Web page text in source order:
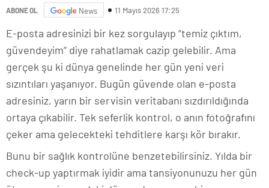
ABONE OL News 11 Mayıs 2026 17:25
E-posta adresinizi bir kez sorgulayıp “temiz çıktım,
güvendeyim” diye rahatlamak cazip gelebilir. Ama
gerçek şu ki dünya genelinde her gün yeni veri
sızıntıları yaşanıyor. Bugün güvende olan e-posta
adresiniz, yarın bir servisin veritabanı sızdırıldığında
ortaya çıkabilir. Tek seferlik kontrol, o anın fotoğrafını
çeker ama gelecekteki tehditlere karşı kör bırakır.
Bunu bir sağlık kontrolüne benzetebilirsiniz. Yılda bir
check-up yaptırmak iyidir ama tansiyonunuzu her gün